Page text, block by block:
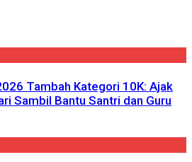
Tambah Kategori 10K: Ajak
Sambil Bantu Santri dan Guru